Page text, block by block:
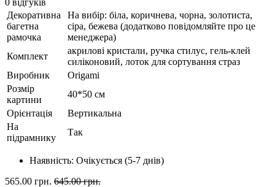
Декоративна
багетна
рамочка
На вибір: біла, коричнева, чорна, золотиста,
сіра, бежева (додатково повідомляйте про це
менеджера)
Комплект
акрилові кристали, ручка стилус, гель-клей
силіконовий, лоток для сортування страз
Виробник
Origami
Розмір
картини
40*50 см
Орієнтація
Вертикальна
На
підрамнику
Так
Наявність: Очікується (5-7 днів)
565.00 грн. 645.00 грн.